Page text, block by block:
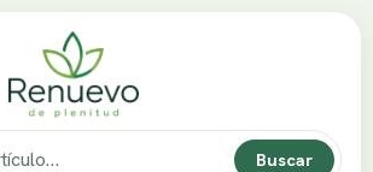
Buscar